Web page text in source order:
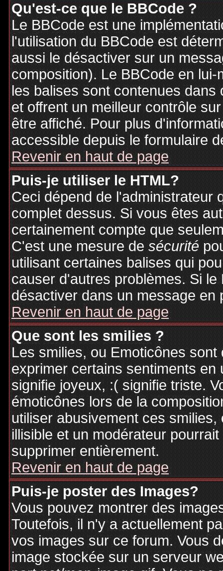
Qu'est-ce que le BBCode ?
Le BBCode est une
l'utilisation du BBCode est
aussi le désactiver sur un
composition). Le BBCode en
les balises sont contenues
et offrent un meilleur contrôle
être affiché. Pour plus
accessible depuis le formulaire
Revenir en haut de page
Puis-je utiliser le HTML?
Ceci dépend de l'administrateur
complet dessus. Si vous êtes
certainement compte que
C'est une mesure desécurité
utilisant certaines balises qui
causer d'autres problèmes. Si
désactiver dans un message en
Revenir en haut de page
Que sont les smilies ?
Les smilies, ou Emoticônes
exprimer certains sentiments
signifie joyeux, :( signifie triste.
émoticônes lors de la
utiliser abusivement ces
illisible et un modérateur
supprimer entièrement.
Revenir en haut de page
Puis-je poster des Images?
Vous pouvez montrer des
Toutefois, il n'y a actuellement
vos images sur ce forum. Vous
image stockée sur un serveur